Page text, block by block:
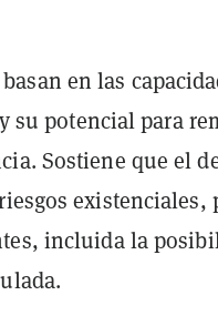
en las
su potencial para
Sostiene que el
existenciales,
incluida la